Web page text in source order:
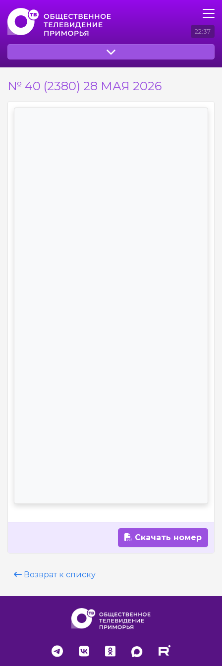
22:37
№ 40 (2380) 28 МАЯ 2026
Скачать номер
Возврат к списку